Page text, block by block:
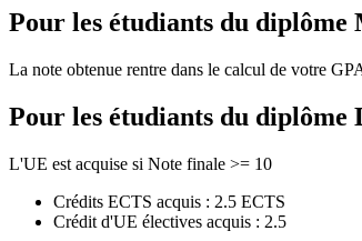
Pour les étudiants du diplôme
La note obtenue rentre dans le calcul de votre
Pour les étudiants du diplôme
L'UE est acquise si Note finale >= 10
Crédits ECTS acquis : 2.5 ECTS
Crédit d'UE électives acquis : 2.5